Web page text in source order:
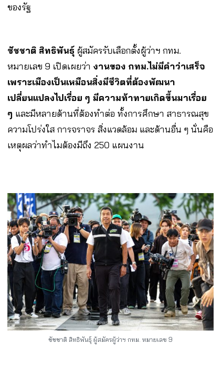
ของรัฐ
ชัชชาติ สิทธิพันธุ์ ผู้สมัครรับเลือกตั้งผู้ว่าฯ กทม.
หมายเลข 9 เปิดเผยว่า งานของ กทม.ไม่มีคำว่าเสร็จ
เพราะเมืองเป็นเหมือนสิ่งมีชีวิตที่ต้องพัฒนา
เปลี่ยนแปลงไปเรื่อย ๆ มีความท้าทายเกิดขึ้นมาเรื่อย
ๆ และมีหลายด้านที่ต้องทำต่อ ทั้งการศึกษา สาธารณสุข
ความโปร่งใส การจราจร สิ่งแวดล้อม และด้านอื่น ๆ นั่นคือ
เหตุผลว่าทำไมต้องมีถึง 250 แผนงาน
ชัชชาติ สิทธิพันธุ์ ผู้สมัครผู้ว่าฯ กทม. หมายเลข 9